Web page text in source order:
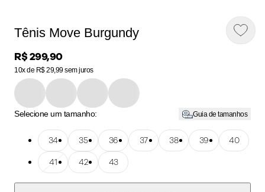
Tênis Move Burgundy
Price:
R$ 299,90
10x de R$ 29,99 sem juros
Selecione um tamanho: Guia de tamanhos
Tamanho: 34
34Tamanho: 35
35Tamanho: 36
36Tamanho: 37
37Tamanho: 38
38Tamanho: 39
39Tamanho: 40
40
Tamanho: 41
41Tamanho: 42
42Tamanho: 43
43